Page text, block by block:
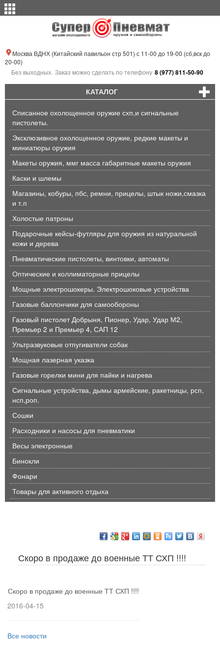
Москва ВДНХ (Китайский павильон стр 501) с 11-00 до 19-00 (сб,вск до
20-00)
Без выходных. Заказ можно сделать по телефону 8 (977) 811-50-90
КАТАЛОГ
Списанное охолощенное оружие схп,и сигнальные
пистолеты.
Эксклюзивное охолощенное оружие, редкие макеты и
миниатюры оружия
Макеты оружия, ммг масса габаритные макеты оружия
Каски и шлемы
Магазины, кобуры, пбс, ремни, прицелы, штык ножи,смазка
и т.п
Холостые патроны
Подарочные кейсы-футляры для оружия из натуральной
кожи и дерева
Пневматические пистолеты, винтовки, автоматы
Оптические и коллиматорные прицелы
Мощные электрошокеры. Электрошоковые устройства
Газовые баллончики для самообороны
Газовый пистолет Добрыня, Пионер, Удар, Удар М2,
Премьер 2 и Премьер 4, САП 12
Ультразвуковые отпугиватели собак
Мощная лазерная указка
Газовые горелки мини для пайки и нагрева
Сигнальные устройства, дымы армейские, ракетницы, рсп,
нсп,роп.
Сошки
Расходники и насосы для пневматики
Весы электронные
Бинокли
Фонари
Товары для активного отдыха
Скоро в продаже до военные ТТ СХП !!!!
Скоро в продаже до военные ТТ СХП !!!!
2016-04-15
Все новости